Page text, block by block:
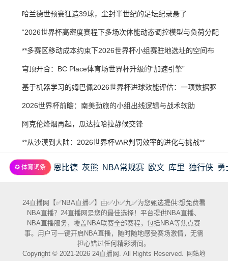
2026-
哈兰德世预赛狂造39球，尘封半世纪的足坛纪录悬了
2026-
“2026世界杯高密度赛程下多场次体能动态调控模型与负荷分配
策略研究”
2026-
**多赛区移动成本约束下2026世界杯小组赛驻地选址的空间布
局优化研究**
2026-
穹顶开合：BC Place体育场世界杯升级的“加速引擎”
2026-
基于机器学习的姆巴佩2026世界杯进球效能评估：一项数据驱
动预测
2026-
2026世界杯前瞻：南美劲旅的小组出线逻辑与战术软肋
2026-
阿克伦烽烟再起，瓜达拉哈拉静候交锋
2026-
18
**从沙漠到大陆：2026世界杯VAR判罚效率的进化与挑战**
✪ 体育词条 恩比德 灰熊 NBA常规赛 欧文 库里 独行侠 勇
24直播网【✅NBA直播✅】由✅小✅九✅为您甄选提供:想免费看
NBA直播？24直播网是您的最佳选择！平台提供NBA直播、
NBA直播服务，覆盖NBA联赛全部赛程，包括NBA等焦点赛
事。用户可一键开启NBA直播，随时随地感受赛场激情，无需
担心错过任何精彩瞬间。
Copyright © 2021-2026 24直播网. All Rights Reserved.
网站地